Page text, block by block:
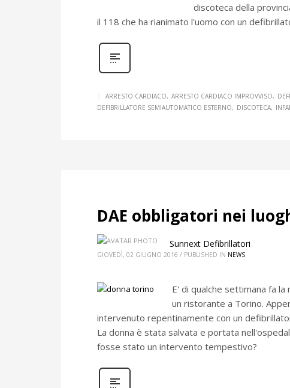
discoteca della
il 118 che ha rianimato l'uomo con un
ARRESTO CARDIACO ARRESTO CARDIACO IMPROVVISO
DEFIBRILLATORE SEMIAUTOMATICO ESTERNO
DISCOTECA
DAE obbligatori nei
Sunnext Defibrillatori
GIOVEDÌ, 02 GIUGNO 2016 / PUBLISHED IN NEWS
E' di qualche settimana fa
un ristorante a Torino.
intervenuto repentinamente con un
La donna è stata salvata e portata
fosse stato un intervento tempestivo?